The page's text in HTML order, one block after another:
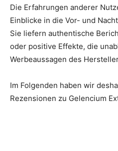
Die Erfahrungen anderer
Einblicke in die Vor- und
Sie liefern authentische
oder positive Effekte, die
Werbeaussagen des
Im Folgenden haben wir
Rezensionen zu Gelencium